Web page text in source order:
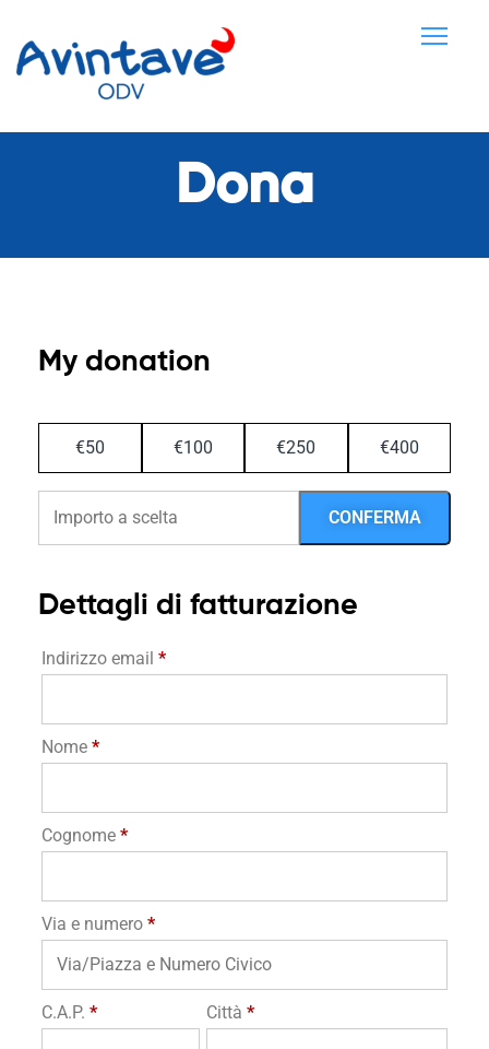
Dona
My donation
€50 €100 €250 €400
Dettagli di fatturazione
Indirizzo email *
Nome *
Cognome *
Via e numero *
C.A.P. * Città *